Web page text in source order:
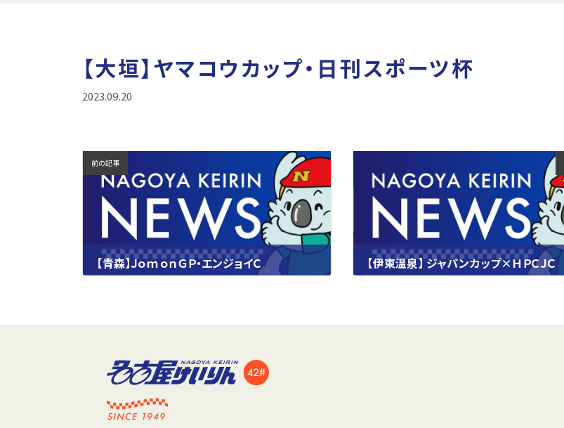
【大垣】ヤマコウカップ・日刊スポーツ杯
2023.09.20
前の記事
【青森】ＪｏｍｏｎＧＰ・エンジョイＣ 【伊東温泉】 ジャパンカップ×ＨＰＣＪＣ